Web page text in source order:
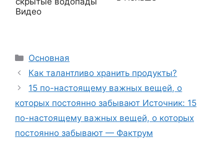
Видео
Рубрики
Основная
Как талантливо хранить продукты?
15 по-настоящему важных вещей, о
которых постоянно забывают Источник: 15
по-настоящему важных вещей, о которых
постоянно забывают — Фактрум